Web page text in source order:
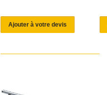
Ajouter à votre devis